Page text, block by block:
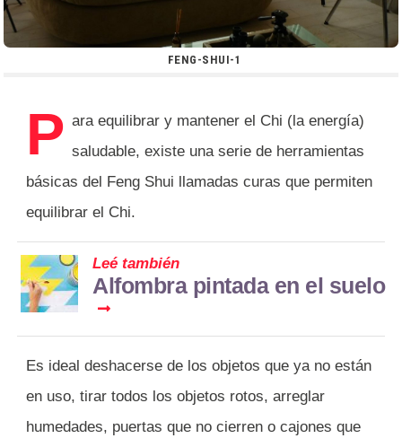
FENG-SHUI-1
P ara equilibrar y mantener el Chi (la energía)
saludable, existe una serie de herramientas
básicas del Feng Shui llamadas curas que permiten
equilibrar el Chi.
Leé también
Alfombra pintada en el suelo
Es ideal deshacerse de los objetos que ya no están
en uso, tirar todos los objetos rotos, arreglar
humedades, puertas que no cierren o cajones que